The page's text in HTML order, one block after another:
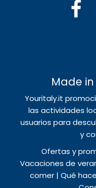
Made
Youritaly.it
las actividades
usuarios para
y
Ofertas y
Vacaciones de
comer | Qué